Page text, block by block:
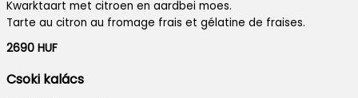
Kwarktaart met citroen en aardbei moes.
Tarte au citron au fromage frais et gélatine de fraises.
2690 HUF
Csoki kalács